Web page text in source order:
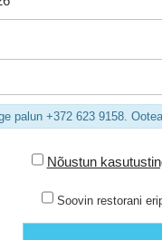
palun +372 623 9158.
Nõustun
Soovin restorani